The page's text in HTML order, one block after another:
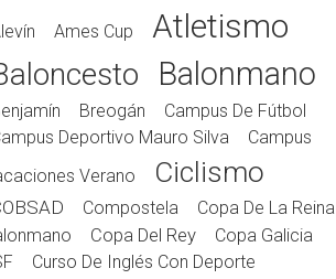
Ames Cup Atletismo
Balonmano
Breogán
Campus De Fútbol
Deportivo Mauro Silva
Campus
Verano
Ciclismo
Compostela
Copa De La Reina
Copa Del Rey
Copa Galicia
Curso De Inglés Con Deporte